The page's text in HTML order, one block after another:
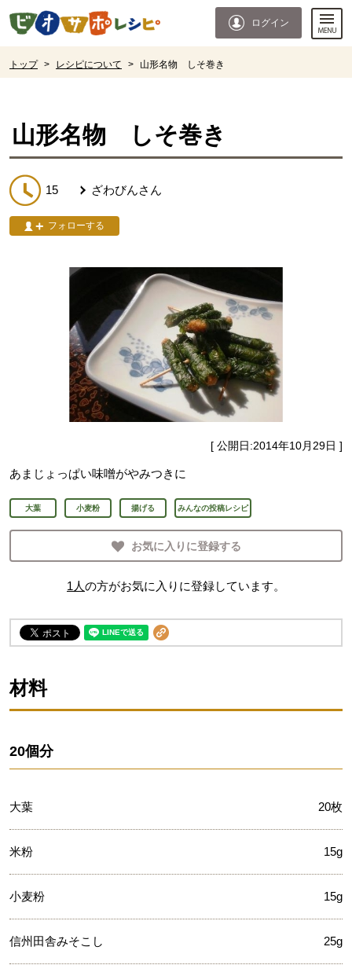
ページの先頭です。
ログイン
トップ > レシピについて > 山形名物 しそ巻き
山形名物 しそ巻き
15 ざわびんさん
フォローする
[ 公開日:2014年10月29日 ]
あまじょっぱい味噌がやみつきに
大葉 小麦粉 揚げる みんなの投稿レシピ
お気に入りに登録する
1 人の方がお気に入りに登録しています。
材料
20個分
大葉 20枚
米粉 15g
小麦粉 15g
信州田舎みそこし 25g